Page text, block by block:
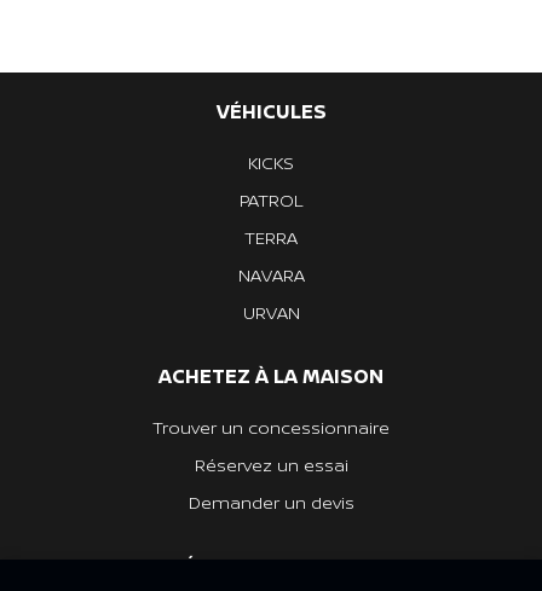
VÉHICULES
KICKS
PATROL
TERRA
NAVARA
URVAN
ACHETEZ À LA MAISON
Trouver un concessionnaire
Réservez un essai
Demander un devis
DÉCOUVREZ NISSAN